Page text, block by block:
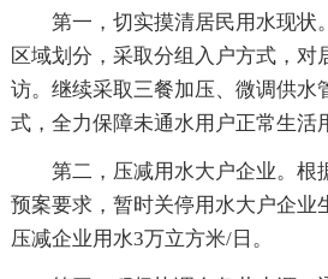
第一，切实摸清居民用水现状
区域划分，采取分组入户方式，对
访。继续采取三餐加压、微调供水
式，全力保障未通水用户正常生活
第二，压减用水大户企业。根
预案要求，暂时关停用水大户企业
压减企业用水3万立方米/日。